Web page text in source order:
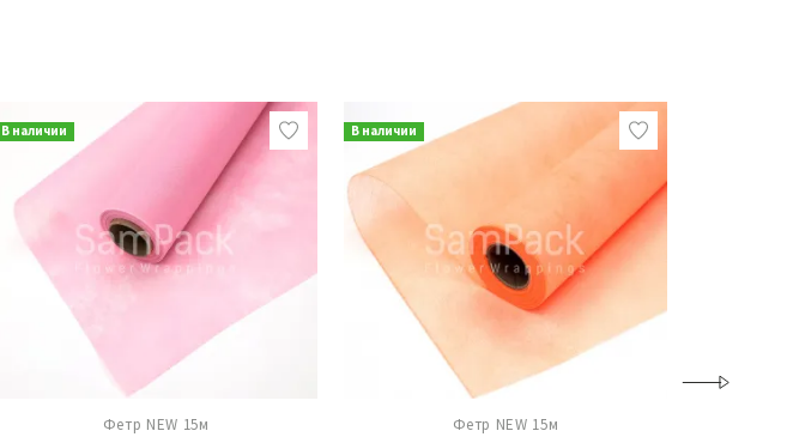
В наличии
Фетр NEW 15м
В наличии
Фетр NEW 15м